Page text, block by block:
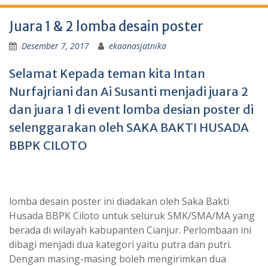
Juara 1 & 2 lomba desain poster
Desember 7, 2017 ekaanasjatnika
Selamat Kepada teman kita Intan
Nurfajriani dan Ai Susanti menjadi juara 2
dan juara 1 di event lomba desian poster di
selenggarakan oleh SAKA BAKTI HUSADA
BBPK CILOTO
lomba desain poster ini diadakan oleh Saka Bakti
Husada BBPK Ciloto untuk seluruk SMK/SMA/MA yang
berada di wilayah kabupanten Cianjur. Perlombaan ini
dibagi menjadi dua kategori yaitu putra dan putri.
Dengan masing-masing boleh mengirimkan dua